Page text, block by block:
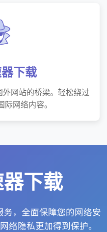
下载
网站的桥梁。轻松绕过
网络内容。
下载
务，全面保障您的网络安
络隐私更加得到保护。